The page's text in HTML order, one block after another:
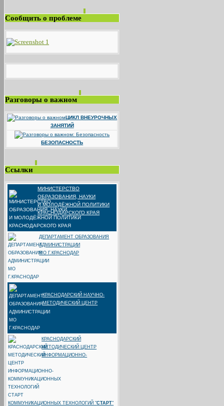
Сообщить о проблеме
Разговоры о важном
ЦИКЛ ВНЕУРОЧНЫХ
ЗАНЯТИЙ
БЕЗОПАСНОСТЬ
Ссылки
МИНИСТЕРСТВО
ОБРАЗОВАНИЯ, НАУКИ
И МОЛОДЁЖНОЙ ПОЛИТИКИ
КРАСНОДАРСКОГО КРАЯ
ДЕПАРТАМЕНТ ОБРАЗОВАНИЯ
АДМИНИСТРАЦИИ
МО Г.КРАСНОДАР
КРАСНОДАРСКИЙ НАУЧНО-
МЕТОДИЧЕСКИЙ ЦЕНТР
КРАСНОДАРСКИЙ
МЕТОДИЧЕСКИЙ ЦЕНТР
ИНФОРМАЦИОННО-
КОММУНИКАЦИОННЫХ ТЕХНОЛОГИЙ "СТАРТ"